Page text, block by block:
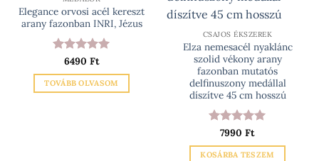
A
változatok
termékoldalon
választhatók
ki
Elegance orvosi acél kereszt
arany fazonban INRI, Jézus
Értékelés:
/ 5
6490 Ft
TOVÁBB OLVASOM
CSAJOS ÉKSZEREK
Elza nemesacél nyaklánc
szolid vékony arany
fazonban mutatós
delfinuszony medállal
díszítve 45 cm hosszú
Értékelés:
/ 5
7990 Ft
KOSÁRBA TESZEM